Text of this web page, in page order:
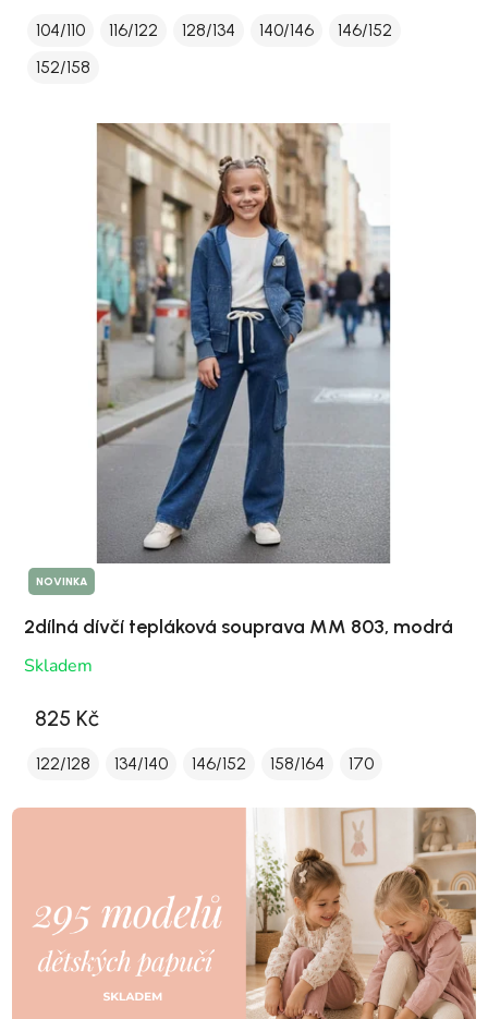
104/110 116/122 128/134 140/146
146/152
152/158
NOVINKA
2dílná dívčí tepláková souprava MM 803, modrá
Skladem
825 Kč
122/128 134/140 146/152 158/164 170